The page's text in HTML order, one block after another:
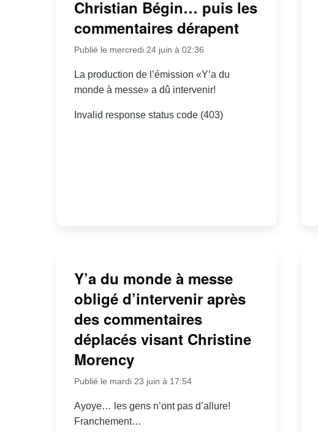
Christian Bégin… puis les
commentaires dérapent
Publié le mercredi 24 juin à 02:36
La production de l’émission «Y’a du
monde à messe» a dû intervenir!
Invalid response status code (403)
Y’a du monde à messe
obligé d’intervenir après
des commentaires
déplacés visant Christine
Morency
Publié le mardi 23 juin à 17:54
Ayoye… les gens n’ont pas d’allure!
Franchement…